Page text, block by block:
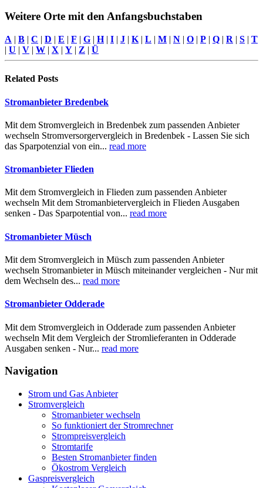
Weitere Orte mit den Anfangsbuchstaben
A | B | C | D | E | F | G | H| I | J | K | L | M | N | O | P | Q | R | S | T
| U | V | W | X | Y | Z | Ü
Related Posts
Stromanbieter Bredenbek
Mit dem Stromvergleich in Bredenbek zum passenden Anbieter
wechseln Stromversorgervergleich in Bredenbek - Lassen Sie sich
das Sparpotenzial von ein... read more
Stromanbieter Flieden
Mit dem Stromvergleich in Flieden zum passenden Anbieter
wechseln Mit dem Stromanbietervergleich in Flieden Ausgaben
senken - Das Sparpotential von... read more
Stromanbieter Müsch
Mit dem Stromvergleich in Müsch zum passenden Anbieter
wechseln Stromanbieter in Müsch miteinander vergleichen - Nur mit
dem Wechseln des... read more
Stromanbieter Odderade
Mit dem Stromvergleich in Odderade zum passenden Anbieter
wechseln Mit dem Vergleich der Stromlieferanten in Odderade
Ausgaben senken - Nur... read more
Navigation
Strom und Gas Anbieter
Stromvergleich
Stromanbieter wechseln
So funktioniert der Stromrechner
Strompreisvergleich
Stromtarife
Besten Stromanbieter finden
Ökostrom Vergleich
Gaspreisvergleich